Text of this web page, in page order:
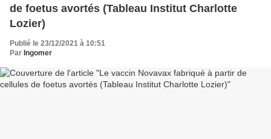
de foetus avortés (Tableau Institut Charlotte
Lozier)
Publié le 23/12/2021 à 10:51
Par Ingomer